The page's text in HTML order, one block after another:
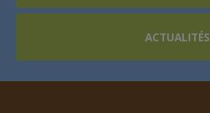
ACTUALITÉS